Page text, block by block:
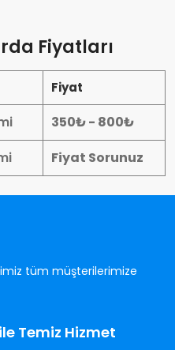
Fiyatları
Fiyat
350₺ - 800₺
Fiyat Sorunuz
tüm müşterilerimize
Temiz Hizmet